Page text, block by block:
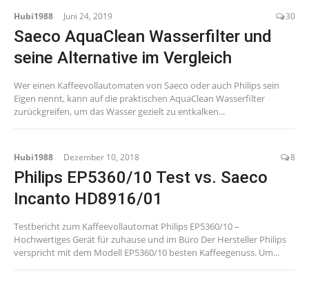
Hubi1988 Juni 24, 2019 30
Saeco AquaClean Wasserfilter und
seine Alternative im Vergleich
Wer einen Kaffeevollautomaten von Saeco oder auch Philips sein
Eigen nennt, kann auf die praktischen AquaClean Wasserfilter
zurückgreifen, um das Wasser gezielt zu entkalken...
Hubi1988 Dezember 10, 2018 8
Philips EP5360/10 Test vs. Saeco
Incanto HD8916/01
Testbericht zum Kaffeevollautomat Philips EP5360/10 –
Hochwertiges Gerät für zuhause und im Büro Der Hersteller Philips
verspricht mit dem Modell EP5360/10 besten Kaffeegenuss. Um...